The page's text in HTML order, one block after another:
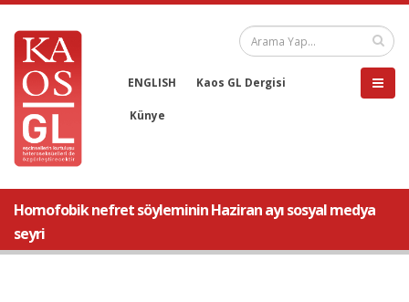
ENGLISH Kaos GL Dergisi
Künye
Homofobik nefret söyleminin Haziran ayı sosyal medya
seyri